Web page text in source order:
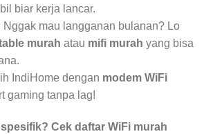
biar kerja lancar.
Nggak mau langganan bulanan? Lo
murah atau mifi murah yang bisa
IndiHome dengan modem WiFi
gaming tanpa lag!
Cek daftar WiFi murah